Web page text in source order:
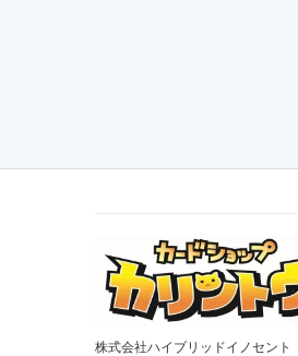
株式会社ハイブリッドイノセント